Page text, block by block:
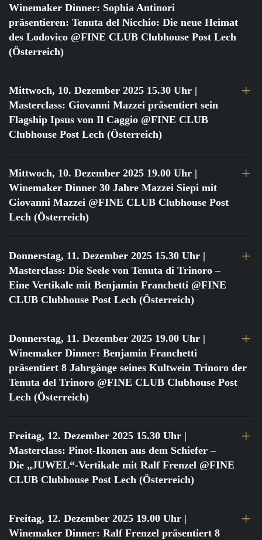
Winemaker Dinner: Sophia Antinori
präsentieren: Tenuta del Nicchio: Die neue Heimat
des Lodovico @FINE CLUB Clubhouse Post Lech
(Österreich)
Mittwoch, 10. Dezember 2025 15.30 Uhr |
Masterclass: Giovanni Mazzei präsentiert sein
Flagship Ipsus von Il Caggio @FINE CLUB
Clubhouse Post Lech (Österreich)
Mittwoch, 10. Dezember 2025 19.00 Uhr |
Winemaker Dinner 30 Jahre Mazzei Siepi mit
Giovanni Mazzei @FINE CLUB Clubhouse Post
Lech (Österreich)
Donnerstag, 11. Dezember 2025 15.30 Uhr |
Masterclass: Die Seele von Tenuta di Trinoro –
Eine Vertikale mit Benjamin Franchetti @FINE
CLUB Clubhouse Post Lech (Österreich)
Donnerstag, 11. Dezember 2025 19.00 Uhr |
Winemaker Dinner: Benjamin Franchetti
präsentiert 8 Jahrgänge seines Kultwein Trinoro der
Tenuta del Trinoro @FINE CLUB Clubhouse Post
Lech (Österreich)
Freitag, 12. Dezember 2025 15.30 Uhr |
Masterclass: Pinot-Ikonen aus dem Schiefer –
Die „JUWEL“-Vertikale mit Ralf Frenzel @FINE
CLUB Clubhouse Post Lech (Österreich)
Freitag, 12. Dezember 2025 19.00 Uhr |
Winemaker Dinner: Ralf Frenzel präsentiert 8